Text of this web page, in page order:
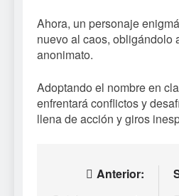
Ahora, un personaje
nuevo al caos, obligándolo
anonimato.
Adoptando el nombre en
enfrentará conflictos y
llena de acción y giros
Navegación
Anterior: